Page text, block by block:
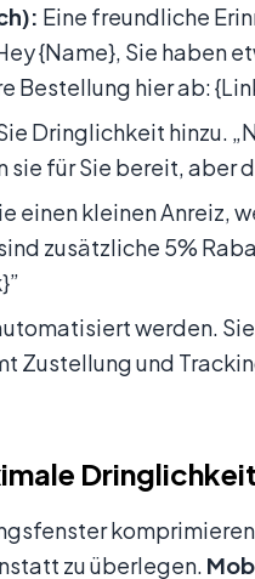
Eine freundliche
{Name}, Sie haben
Bestellung hier ab:
Dringlichkeit hinzu.
für Sie bereit, aber
einen kleinen Anreiz,
zusätzliche 5%
werden.
Zustellung und
Dringlichkeit
zu überlegen.